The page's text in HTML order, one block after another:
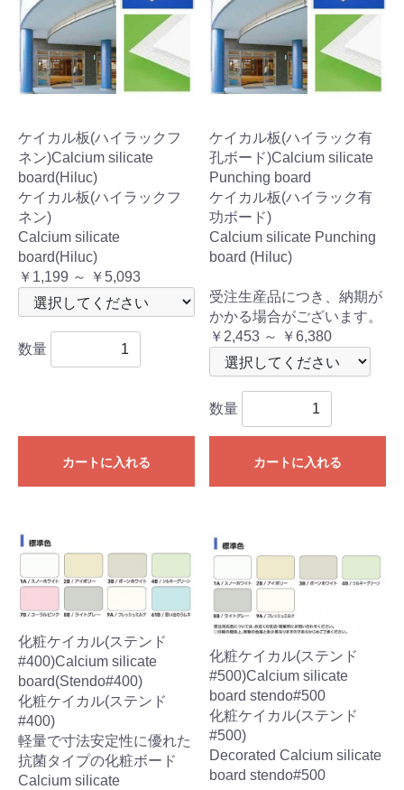
ケイカル板(ハイラックフ
ネン)Calcium silicate
board(Hiluc)
ケイカル板(ハイラックフ
ネン)
Calcium silicate
board(Hiluc)
￥1,199 ～ ￥5,093
数量
カートに入れる
ケイカル板(ハイラック有
孔ボード)Calcium silicate
Punching board
ケイカル板(ハイラック有
功ボード)
Calcium silicate Punching
board (Hiluc)
受注生産品につき、納期が
かかる場合がございます。
￥2,453 ～ ￥6,380
数量
カートに入れる
化粧ケイカル(ステンド
#400)Calcium silicate
board(Stendo#400)
化粧ケイカル(ステンド
#400)
軽量で寸法安定性に優れた
抗菌タイプの化粧ボード
Calcium silicate
化粧ケイカル(ステンド
#500)Calcium silicate
board stendo#500
化粧ケイカル(ステンド
#500)
Decorated Calcium silicate
board stendo#500